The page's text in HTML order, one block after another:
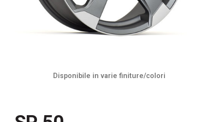
Disponibile in varie finiture/colori